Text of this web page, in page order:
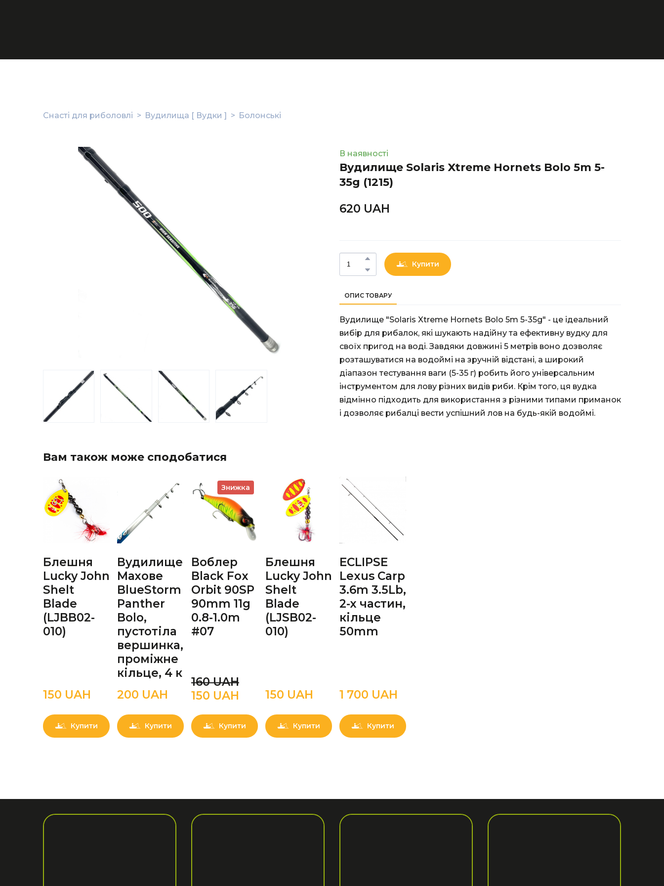
Снасті для риболовлі Вудилища [ Вудки ] Болонські
В наявності
Вудилище Solaris Xtreme Hornets Bolo 5m 5-
35g (1215)
620 UAН
Купити
ОПИС ТОВАРУ
Вудилище "Solaris Xtreme Hornets Bolo 5m 5-35g" - це ідеальний
вибір для рибалок, які шукають надійну та ефективну вудку для
своїх пригод на воді. Завдяки довжині 5 метрів воно дозволяє
розташуватися на водоймі на зручній відстані, а широкий
діапазон тестування ваги (5-35 г) робить його універсальним
інструментом для лову різних видів риби. Крім того, ця вудка
відмінно підходить для використання з різними типами приманок
і дозволяє рибалці вести успішний лов на будь-якій водоймі.
Вам також може сподобатися
Блешня
Lucky John
Shelt
Blade
(LJBB02-
010)
150 UAН
Купити
Вудилище
Махове
BlueStorm
Panther
Bolo,
пустотіла
вершинка,
проміжне
кільце, 4 к
200 UAН
Купити
Знижка
Воблер
Black Fox
Orbit 90SP
90mm 11g
0.8-1.0m
#07
160 UAН
150 UAН
Купити
Блешня
Lucky John
Shelt
Blade
(LJSB02-
010)
150 UAН
Купити
ECLIPSE
Lexus Carp
3.6m 3.5Lb,
2-х частин,
кільце
50mm
1 700 UAН
Купити